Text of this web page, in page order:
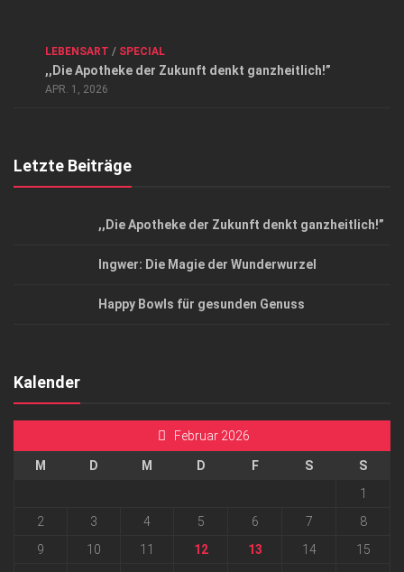
Datenschutzerklärung
Top Magazin Dresden / Ostsachsen
LEBENSART / SPECIAL
,,Die Apotheke der Zukunft denkt ganzheitlich!”
APR. 1, 2026
Letzte Beiträge
,,Die Apotheke der Zukunft denkt ganzheitlich!”
Ingwer: Die Magie der Wunderwurzel
Happy Bowls für gesunden Genuss
Kalender
Februar 2026
M D M D F S
S
1
2
3 4 5 6 7
8
9
10 11 12 13 14
15